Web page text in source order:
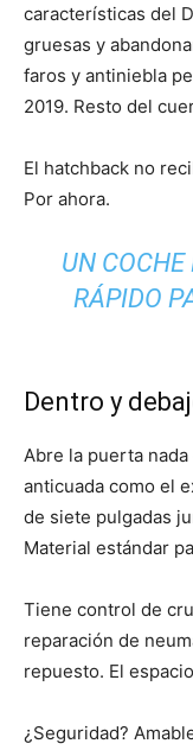
características del
gruesas y
faros y antiniebla
2019. Resto del
El hatchback no
Por ahora.
UN
RÁPIDO
Dentro y
Abre la puerta
anticuada como el
de siete pulgadas
Material estándar
Tiene control de
reparación de
repuesto. El
¿Seguridad?